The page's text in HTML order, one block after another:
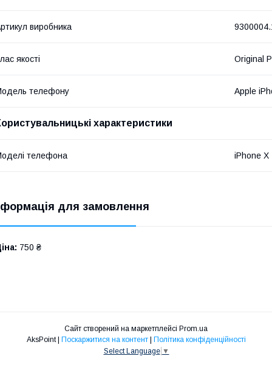
виробника
якості Original
телефону Apple
характеристики
телефона iPhone X
для замовлення
750 ₴
Сайт створений на маркетплейсі Prom.ua
AksPoint | Поскаржитися на контент | Політика конфіденційності
Select Language ▼